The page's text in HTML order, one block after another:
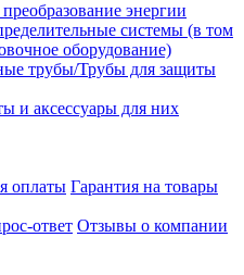
энергии
системы (в том
оборудование)
трубы/Трубы для защиты
и аксессуары для них
оплаты Гарантия на товары
ответ Отзывы о компании